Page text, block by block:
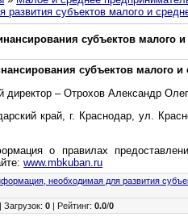
развития субъектов малого и
субъектов малого и
субъектов малого и
директор – Отрохов Александр
край, г. Краснодар, ул.
о правилах
www.mbkuban.ru
необходимая для развития
|Загрузок:0 Рейтинг:0.0/0